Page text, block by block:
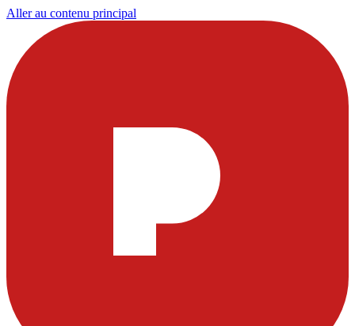
Aller au contenu principal